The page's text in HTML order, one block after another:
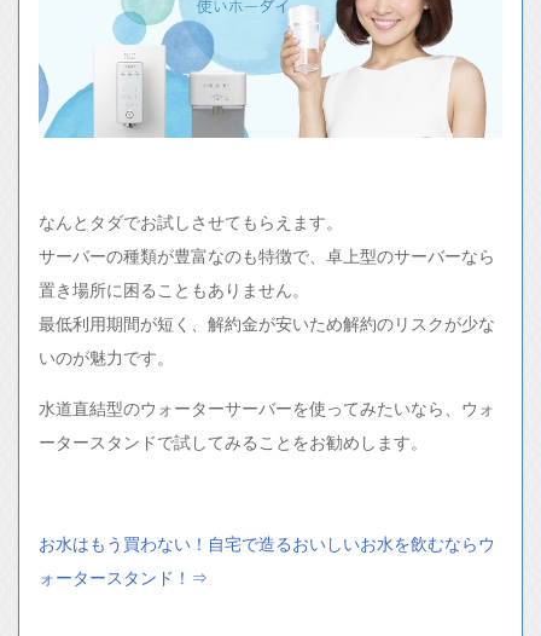
なんとタダでお試しさせてもらえます。
サーバーの種類が豊富なのも特徴で、卓上型のサーバーなら
置き場所に困ることもありません。
最低利用期間が短く、解約金が安いため解約のリスクが少な
いのが魅力です。
水道直結型のウォーターサーバーを使ってみたいなら、ウォ
ータースタンドで試してみることをお勧めします。
お水はもう買わない！自宅で造るおいしいお水を飲むならウ
ォータースタンド！⇒